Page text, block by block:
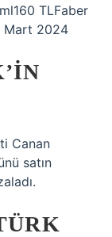
TLFaber
Mart 2024
Canan
satın